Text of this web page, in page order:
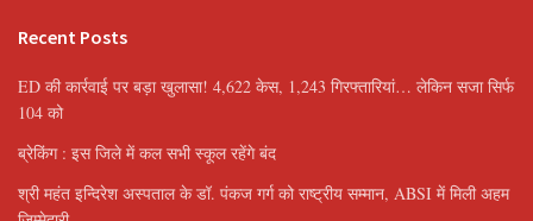
Recent Posts
ED की कार्रवाई पर बड़ा खुलासा! 4,622 केस, 1,243 गिरफ्तारियां… लेकिन सजा सिर्फ
104 को
ब्रेकिंग : इस जिले में कल सभी स्कूल रहेंगे बंद
श्री महंत इन्दिरेश अस्पताल के डॉ. पंकज गर्ग को राष्ट्रीय सम्मान, ABSI में मिली अहम